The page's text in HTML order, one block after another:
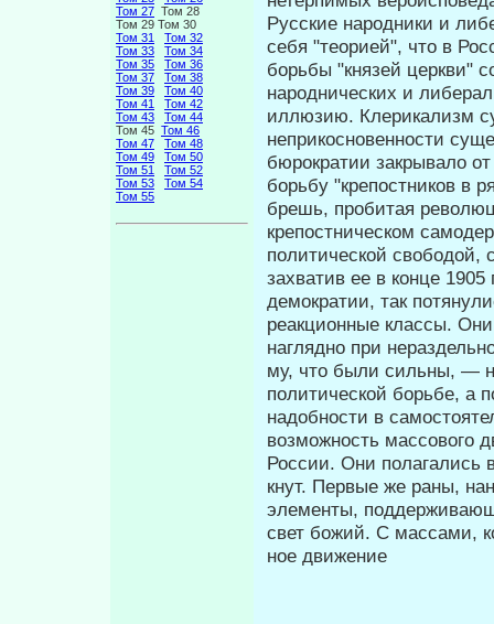
Том 27 Том 28
Том 29 Том 30
Том 31
Том 32
Том 33
Том 34
Том 35
Том 36
Том 37
Том 38
Том 39
Том 40
Том 41
Том 42
Том 43
Том 44
Том 45 Том 46
Том 47
Том 48
Том 49
Том 50
Том 51
Том 52
Том 53
Том 54
Том 55
Русские народники и
себя "теорией", что в
борьбы "кня­зей церкви"
народнических и
иллюзию. Клерикализм
неприкосновенности
бюрократии закрывало
борьбу "крепостников в
брешь, пробитая
крепостническом
политической свободой,
захватив ее в конце
демократии, так
реакционные классы.
наглядно при
му, что были сильны, —
полити­ческой борьбе, а
надобности в
возможность массового
России. Они полагались
кнут. Первые же раны,
элементы,
свет божий. С массами,
ное движение